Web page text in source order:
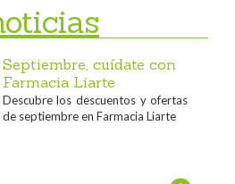
Septiembre, cuídate con
Farmacia Liarte
Descubre los descuentos y ofertas
de septiembre en Farmacia Liarte